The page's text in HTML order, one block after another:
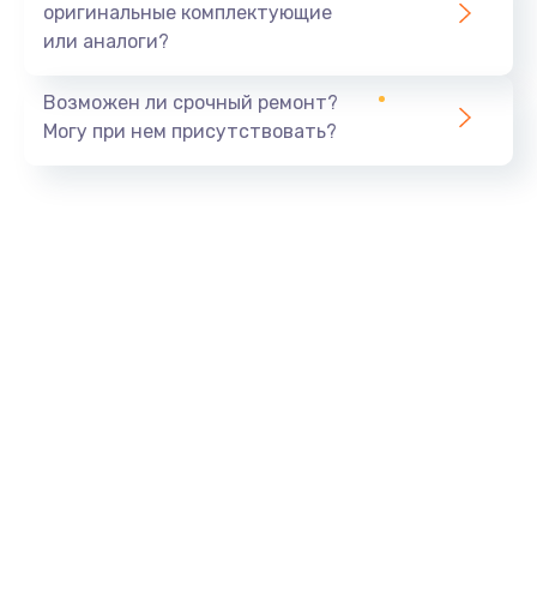
оригинальные комплектующие
или аналоги?
Возможен ли срочный ремонт?
Могу при нем присутствовать?